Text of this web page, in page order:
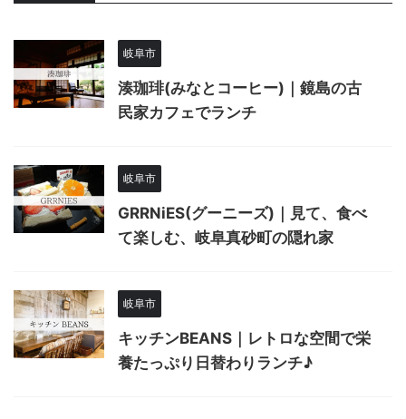
岐阜市
湊珈琲(みなとコーヒー)｜鏡島の古
民家カフェでランチ
岐阜市
GRRNiES(グーニーズ)｜見て、食べ
て楽しむ、岐阜真砂町の隠れ家
岐阜市
キッチンBEANS｜レトロな空間で栄
養たっぷり日替わりランチ♪